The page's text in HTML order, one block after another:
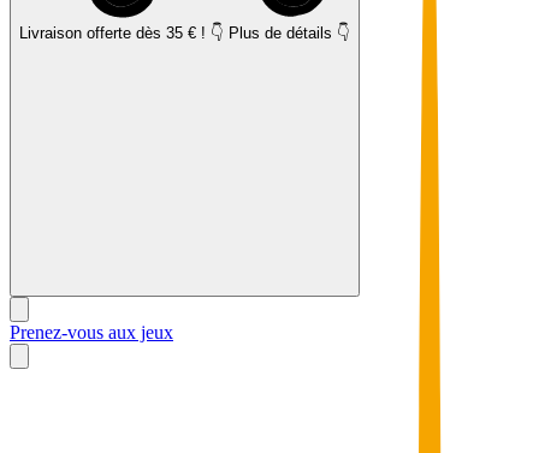
Livraison offerte dès 35 € ! 👇 Plus de détails 👇
Prenez-vous aux jeux